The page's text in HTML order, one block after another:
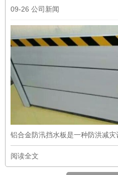
09-26 公司新闻
铝合金防汛挡水板是一种防洪减灾
阅读全文